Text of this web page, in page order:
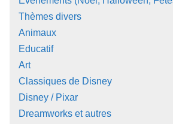
Thèmes divers
Animaux
Educatif
Art
Classiques de Disney
Disney / Pixar
Dreamworks et autres